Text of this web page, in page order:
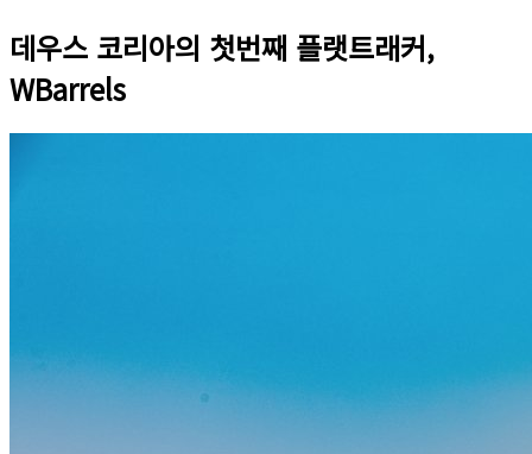
데우스 코리아의 첫번째 플랫트래커,
WBarrels